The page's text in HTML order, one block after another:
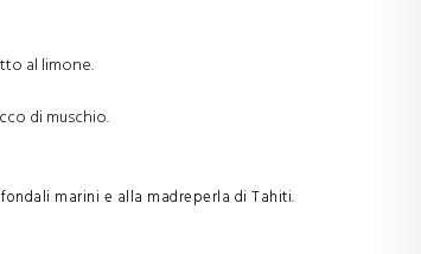
al limone.
di muschio.
marini e alla madreperla di Tahiti.